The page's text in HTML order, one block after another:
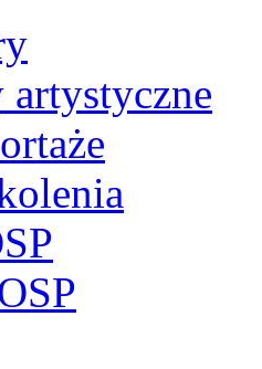
artystyczne